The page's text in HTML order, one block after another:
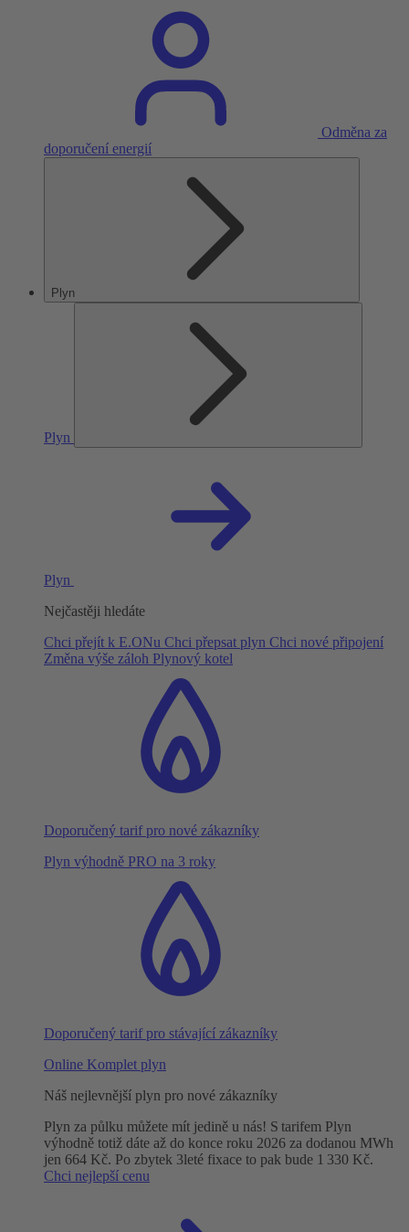
Odměna za
doporučení energií
Plyn
Plyn
Plyn
Nejčastěji hledáte
Chci přejít k E.ONu Chci přepsat plyn Chci nové připojení
Změna výše záloh Plynový kotel
Doporučený tarif pro nové zákazníky
Plyn výhodně PRO na 3 roky
Doporučený tarif pro stávající zákazníky
Online Komplet plyn
Náš nejlevnější plyn pro nové zákazníky
Plyn za půlku můžete mít jedině u nás! S tarifem Plyn
výhodně totiž dáte až do konce roku 2026 za dodanou MWh
jen 664 Kč. Po zbytek 3leté fixace to pak bude 1 330 Kč.
Chci nejlepší cenu